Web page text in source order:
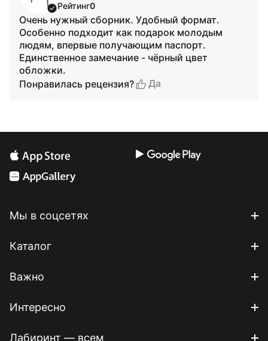
Рейтинг0
Очень нужный сборник. Удобный формат.
Особенно подходит как подарок молодым
людям, впервые получающим паспорт.
Единственное замечание - чёрный цвет
обложки.
Понравилась рецензия?
Да
Мы в соцсетях
Каталог
Важно
Интересно
Лабиринт — всем